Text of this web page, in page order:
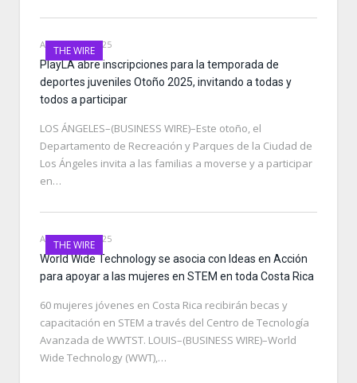
THE WIRE
AUGUST 27, 2025
PlayLA abre inscripciones para la temporada de
deportes juveniles Otoño 2025, invitando a todas y
todos a participar
LOS ÁNGELES–(BUSINESS WIRE)–Este otoño, el
Departamento de Recreación y Parques de la Ciudad de
Los Ángeles invita a las familias a moverse y a participar
en…
THE WIRE
AUGUST 27, 2025
World Wide Technology se asocia con Ideas en Acción
para apoyar a las mujeres en STEM en toda Costa Rica
60 mujeres jóvenes en Costa Rica recibirán becas y
capacitación en STEM a través del Centro de Tecnología
Avanzada de WWTST. LOUIS–(BUSINESS WIRE)–World
Wide Technology (WWT),…